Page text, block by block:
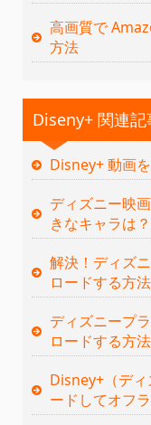
高画質で
方法
Diseny+ 関連記
Disney+ 動画
ディズニー映
きなキャラは？
解決！ディズ
ロードする方法
ディズニープ
ロードする方法
Disney+（デ
ードしてオフ